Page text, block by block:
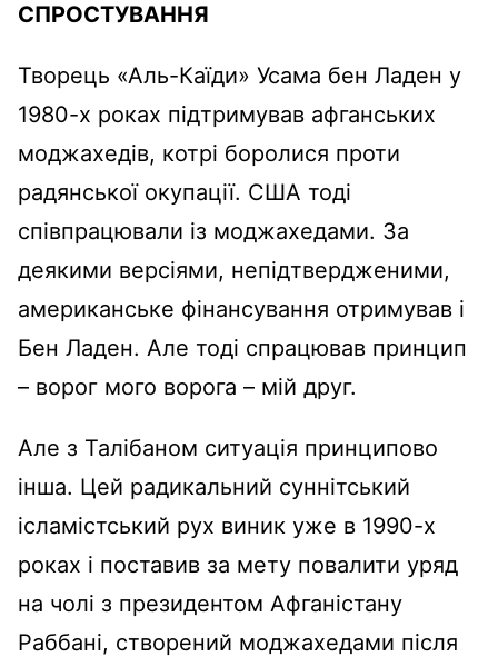
СПРОСТУВАННЯ
Творець «Аль-Каїди» Усама бен Ладен у
1980-х роках підтримував афганських
моджахедів, котрі боролися проти
радянської окупації. США тоді
співпрацювали із моджахедами. За
деякими версіями, непідтвердженими,
американське фінансування отримував і
Бен Ладен. Але тоді спрацював принцип
– ворог мого ворога – мій друг.
Але з Талібаном ситуація принципово
інша. Цей радикальний суннітський
ісламістський рух виник уже в 1990-х
роках і поставив за мету повалити уряд
на чолі з президентом Афганістану
Раббані, створений моджахедами після